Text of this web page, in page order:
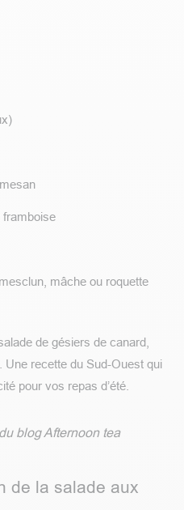
framboise
mâche ou roquette
de gésiers de canard,
Une recette du Sud-Ouest qui
pour vos repas d’été.
blog Afternoon tea
de la salade aux